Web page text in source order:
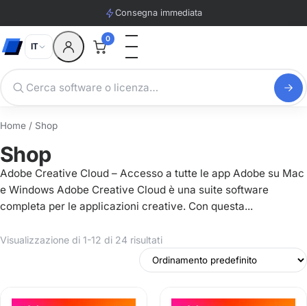
Consegna immediata
IT
0
Home / Shop
Shop
Adobe Creative Cloud – Accesso a tutte le app Adobe su Mac
e Windows Adobe Creative Cloud è una suite software
completa per le applicazioni creative. Con questa...
Visualizzazione di 1-12 di 24 risultati